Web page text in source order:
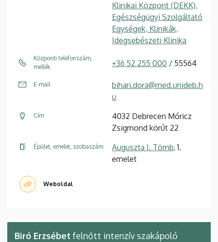
Klinikai Központ (DEKK),
Egészségügyi Szolgáltató
Egységek, Klinikák,
Idegsebészeti Klinika
Központi telefonszám,
mellék
+36 52 255 000 / 55564
E-mail
bihari.dora@med.unideb.h
u
Cím
4032 Debrecen Móricz
Zsigmond körút 22
Épület, emelet, szobaszám Auguszta I. Tömb, 1.
emelet
Weboldal
Biró Erzsébet felnőtt intenzív szakápoló